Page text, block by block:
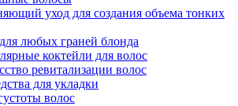
уход для создания объема тонких
любых граней блонда
коктейли для волос
ревитализации волос
для укладки
волос